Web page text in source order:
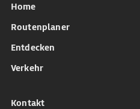
Home
Routenplaner
Entdecken
Verkehr
Kontakt